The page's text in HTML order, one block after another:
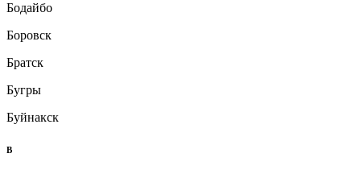
Бодайбо
Боровск
Братск
Бугры
Буйнакск
В